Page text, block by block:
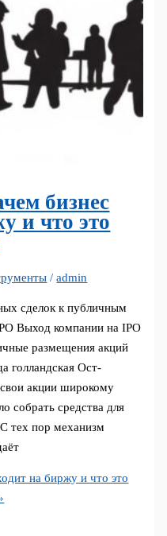
бизнес
и что это
/admin
сделок к публичным
Выход компании на IPO
размещения акций
голландская Ост-
акции широкому
собрать средства для
тех пор механизм
на биржу и что это